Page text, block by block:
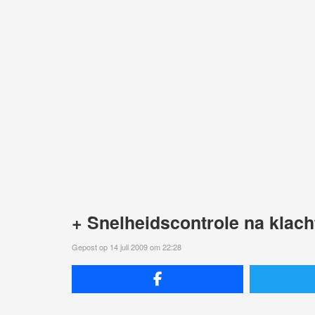
+ Snelheidscontrole na
Gepost op 14 juli 2009 om 22:28